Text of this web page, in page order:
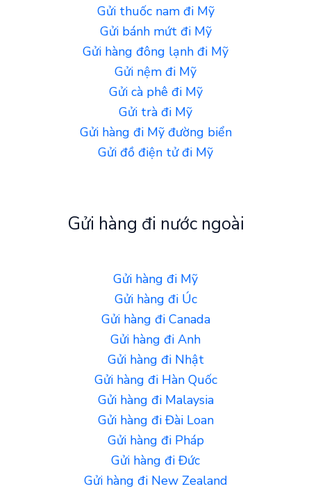
Gửi thuốc nam đi Mỹ
Gửi bánh mứt đi Mỹ
Gửi hàng đông lạnh đi Mỹ
Gửi nệm đi Mỹ
Gửi cà phê đi Mỹ
Gửi trà đi Mỹ
Gửi hàng đi Mỹ đường biển
Gửi đồ điện tử đi Mỹ
Gửi hàng đi nước ngoài
Gửi hàng đi Mỹ
Gửi hàng đi Úc
Gửi hàng đi Canada
Gửi hàng đi Anh
Gửi hàng đi Nhật
Gửi hàng đi Hàn Quốc
Gửi hàng đi Malaysia
Gửi hàng đi Đài Loan
Gửi hàng đi Pháp
Gửi hàng đi Đức
Gửi hàng đi New Zealand